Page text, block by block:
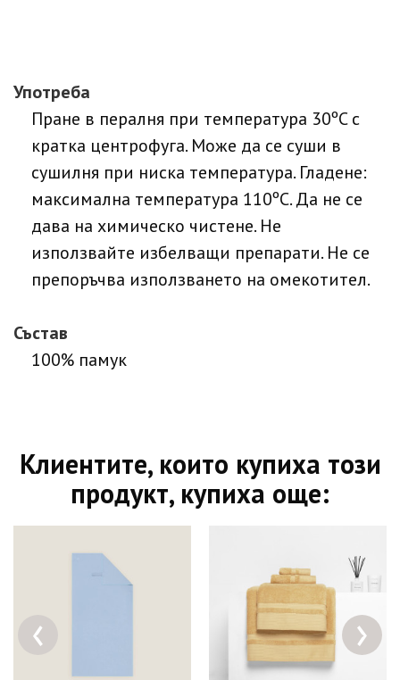
Употреба
Пране в пералня при температура 30ºC с
кратка центрофуга. Може да се суши в
сушилня при ниска температура. Гладене:
максимална температура 110ºC. Да не се
дава на химическо чистене. Не
използвайте избелващи препарати. Не се
препоръчва използването на омекотител.
Състав
100% памук
Клиентите, които купиха този
продукт, купиха още:
‹ ›